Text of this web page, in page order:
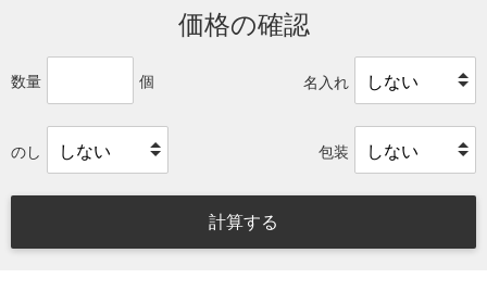
価格の確認
数量 個 名入れ
のし 包装
計算する